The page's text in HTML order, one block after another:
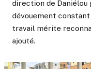
direction de
dévouement
travail mérite
ajouté.